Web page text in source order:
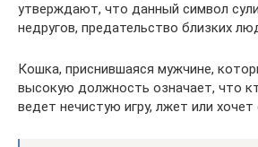
утверждают, что данный символ
недругов, предательство близких
Кошка, приснившаяся мужчине,
высокую должность означает, что
ведет нечистую игру, лжет или хочет